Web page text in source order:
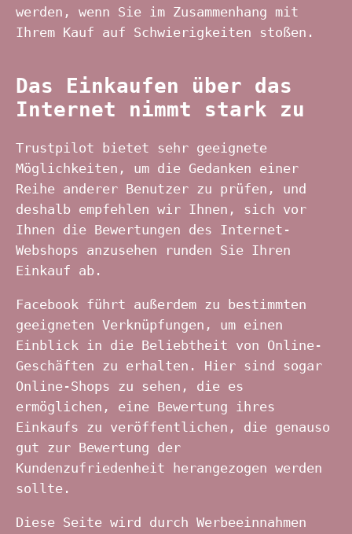
werden, wenn Sie im Zusammenhang mit
Ihrem Kauf auf Schwierigkeiten stoßen.
Das Einkaufen über das
Internet nimmt stark zu
Trustpilot bietet sehr geeignete
Möglichkeiten, um die Gedanken einer
Reihe anderer Benutzer zu prüfen, und
deshalb empfehlen wir Ihnen, sich vor
Ihnen die Bewertungen des Internet-
Webshops anzusehen runden Sie Ihren
Einkauf ab.
Facebook führt außerdem zu bestimmten
geeigneten Verknüpfungen, um einen
Einblick in die Beliebtheit von Online-
Geschäften zu erhalten. Hier sind sogar
Online-Shops zu sehen, die es
ermöglichen, eine Bewertung ihres
Einkaufs zu veröffentlichen, die genauso
gut zur Bewertung der
Kundenzufriedenheit herangezogen werden
sollte.
Diese Seite wird durch Werbeeinnahmen